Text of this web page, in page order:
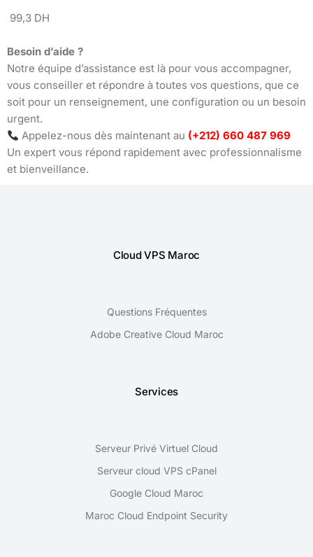
99,3 DH
Besoin d’aide ?
Notre équipe d’assistance est là pour vous accompagner,
vous conseiller et répondre à toutes vos questions, que ce
soit pour un renseignement, une configuration ou un besoin
urgent.
Appelez-nous dès maintenant au (+212) 660 487 969
Un expert vous répond rapidement avec professionnalisme
et bienveillance.
Cloud VPS Maroc
Questions Fréquentes
Adobe Creative Cloud Maroc
Services
Serveur Privé Virtuel Cloud
Serveur cloud VPS cPanel
Google Cloud Maroc
Maroc Cloud Endpoint Security